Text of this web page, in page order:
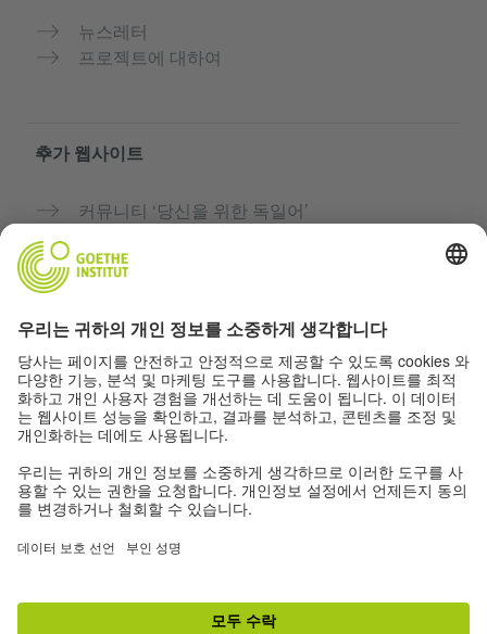
뉴스레터
프로젝트에 대하여
추가 웹사이트
커뮤니티 ‘당신을 위한 독일어’
괴테 인스티투트의 독일어 과정
개인정보 및 접근성
개인 정보 설정
접근성
© Goethe-Institut 2026